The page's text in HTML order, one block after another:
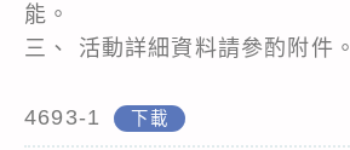
能。
三、 活動詳細資料請參酌附件。
4693-1 下載